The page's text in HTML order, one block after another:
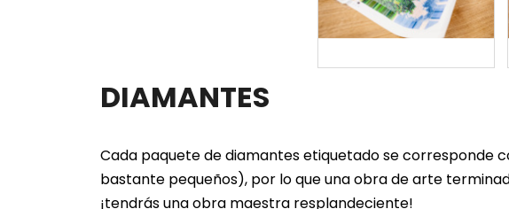
DIAMANTES
Cada paquete de diamantes etiquetado se corresponde
bastante pequeños), por lo que una obra de arte
¡tendrás una obra maestra resplandeciente!